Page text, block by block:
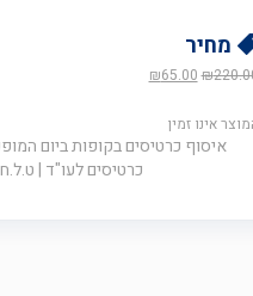
מחיר
₪המחיר
היה:
₪220.00.
₪65.00
₪65.00.
אינו זמין
כרטיסים לעו"ד | ט.ל.ח